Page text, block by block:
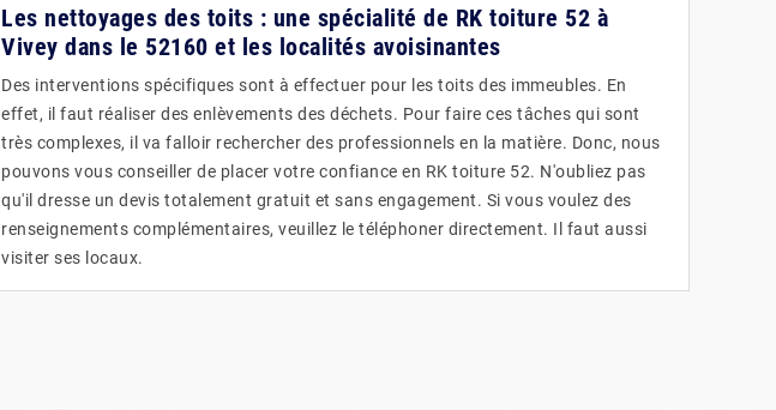
Les nettoyages des toits : une spécialité de RK toiture 52 à
Vivey dans le 52160 et les localités avoisinantes
Des interventions spécifiques sont à effectuer pour les toits des immeubles. En
effet, il faut réaliser des enlèvements des déchets. Pour faire ces tâches qui sont
très complexes, il va falloir rechercher des professionnels en la matière. Donc, nous
pouvons vous conseiller de placer votre confiance en RK toiture 52. N'oubliez pas
qu'il dresse un devis totalement gratuit et sans engagement. Si vous voulez des
renseignements complémentaires, veuillez le téléphoner directement. Il faut aussi
visiter ses locaux.